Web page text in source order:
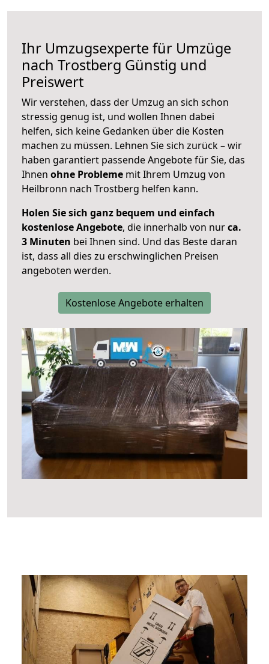
Ihr Umzugsexperte für Umzüge
nach Trostberg Günstig und
Preiswert
Wir verstehen, dass der Umzug an sich schon
stressig genug ist, und wollen Ihnen dabei
helfen, sich keine Gedanken über die Kosten
machen zu müssen. Lehnen Sie sich zurück – wir
haben garantiert passende Angebote für Sie, das
Ihnen ohne Probleme mit Ihrem Umzug von
Heilbronn nach Trostberg helfen kann.
Holen Sie sich ganz bequem und einfach
kostenlose Angebote, die innerhalb von nurca.
3 Minuten bei Ihnen sind. Und das Beste daran
ist, dass all dies zu erschwinglichen Preisen
angeboten werden.
Kostenlose Angebote erhalten